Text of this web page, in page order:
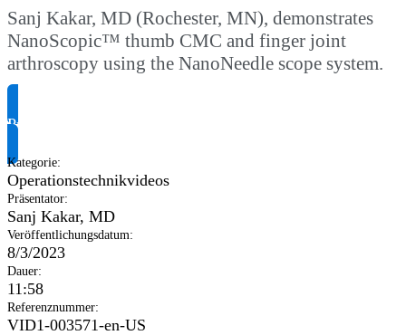
Sanj Kakar, MD (Rochester, MN), demonstrates
NanoScopic™ thumb CMC and finger joint
arthroscopy using the NanoNeedle scope system.
Produktinformationen anfragen
Kategorie:
Operationstechnikvideos
Präsentator:
Sanj Kakar, MD
Veröffentlichungsdatum:
8/3/2023
Dauer:
11:58
Referenznummer:
VID1-003571-en-US